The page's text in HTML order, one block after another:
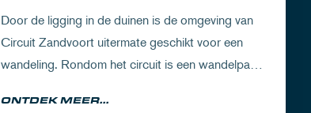
Door de ligging in de duinen is de omgeving van
Circuit Zandvoort uitermate geschikt voor een
wandeling. Rondom het circuit is een wandelpad
natuur als de racetrack.
ONTDEK MEER...